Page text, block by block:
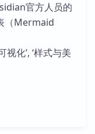
官方人员的
（Mermaid
视化’, ‘样式与美